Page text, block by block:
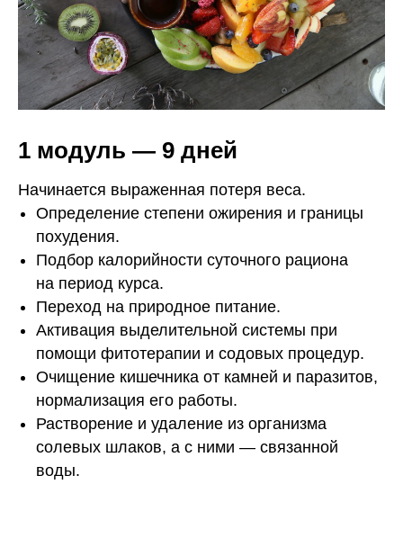
1 модуль — 9 дней
Начинается выраженная потеря веса.
Определение степени ожирения и границы
похудения.
Подбор калорийности суточного рациона
на период курса.
Переход на природное питание.
Активация выделительной системы при
помощи фитотерапии и содовых процедур.
Очищение кишечника от камней и паразитов,
нормализация его работы.
Растворение и удаление из организма
солевых шлаков, а с ними — связанной
воды.